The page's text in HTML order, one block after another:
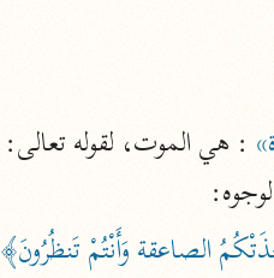
: هي الموت، لقوله تعالى:
الصاعقة وَأَنْتُمْ تَنظُرُونَ﴾